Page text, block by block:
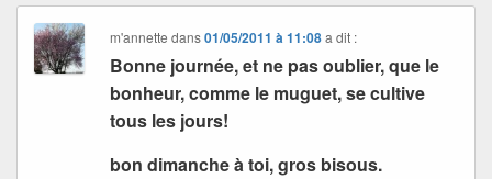
m'annette dans01/05/2011 à 11:08 a dit :
Bonne journée, et ne pas oublier, que le
bonheur, comme le muguet, se cultive
tous les jours!
bon dimanche à toi, gros bisous.